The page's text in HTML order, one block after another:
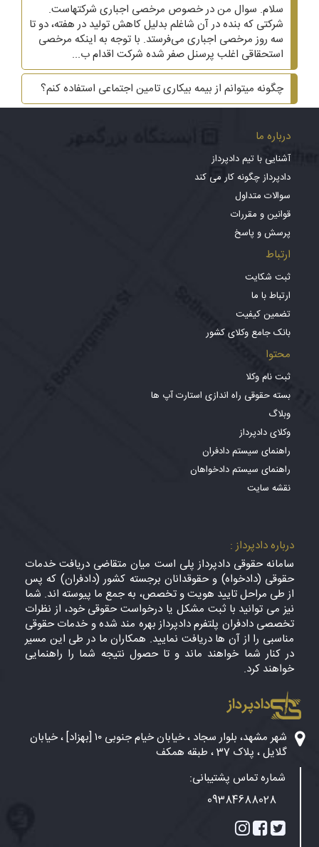
سلام. سوال من در خصوص مرخصی اجباری شرکتهاست.
شرکتی که بنده در آن شاغلم بدلیل کاهش تولید در هفته، دو تا
سه روز مرخصی اجباری می‌فرستد. با توجه به اینکه مرخصی
استحقاقی اغلب پرسنل صفر شده شرکت اقدام ب...
چگونه میتوانم از بیمه بیکاری تامین اجتماعی استفاده کنم؟
درباره ما
آشنایی با تیم دادپرداز
دادپرداز چگونه کار می کند
سوالات متداول
قوانین و مقررات
پرسش و پاسخ
ارتباط
ثبت شکایت
ارتباط با ما
تضمین کیفیت
بانک جامع وکلای کشور
محتوا
ثبت نام وکلا
بسته حقوقی راه اندازی استارت آپ ها
وبلاگ
وکلای دادپرداز
راهنمای سیستم دادفران
راهنمای سیستم دادخواهان
نقشه سایت
درباره دادپرداز :
سامانه حقوقی دادپرداز پلی است میان متقاضی دریافت خدمات
حقوقی (دادخواه) و حقوقدانان برجسته کشور (دادفران) که پس
از طی مراحل تایید هویت و تخصص، به جمع ما پیوسته اند. شما
نیز می توانید با ثبت مشکل یا درخواست حقوقی خود، از نظرات
تخصصی دادفران پلتفرم دادپرداز بهره مند شده و خدمات حقوقی
مناسبی را از آن ها دریافت نمایید. همکاران ما در طی این مسیر
در کنار شما خواهند ماند و تا حصول نتیجه شما را راهنمایی
خواهند کرد.
دادپرداز
شهر مشهد، بلوار سجاد ، خیابان خیام جنوبی ۱۰ [بهزاد] ، خیابان
گلایل ، پلاک 37 ، طبقه همکف
شماره تماس پشتیبانی:
09384688028